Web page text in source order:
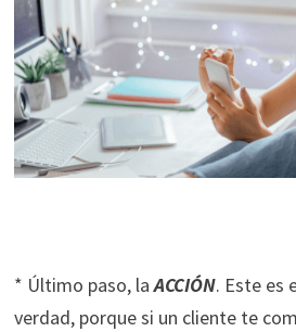
* Último paso, laACCIÓN. Este es
verdad, porque si un cliente te